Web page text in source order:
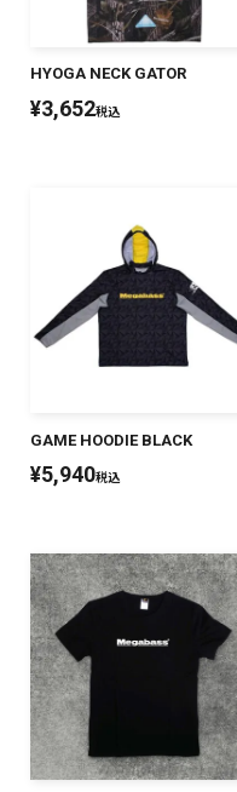
PREMIUM
2026 NEW PRODUCTS
HYOGA NECK GATOR
¥3,652税込
GAME HOODIE BLACK
¥5,940税込